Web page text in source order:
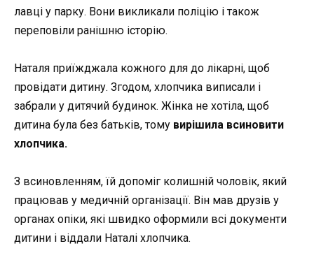
лавці у парку. Вони викликали поліцію і також
переповіли ранішню історію.
Наталя приїжджала кожного для до лікарні, щоб
провідати дитину. Згодом, хлопчика виписали і
забрали у дитячий будинок. Жінка не хотіла, щоб
дитина була без батьків, тому вирішила всиновити
хлопчика.
З всиновленням, їй допоміг колишній чоловік, який
працював у медичній організації. Він мав друзів у
органах опіки, які швидко оформили всі документи
дитини і віддали Наталі хлопчика.